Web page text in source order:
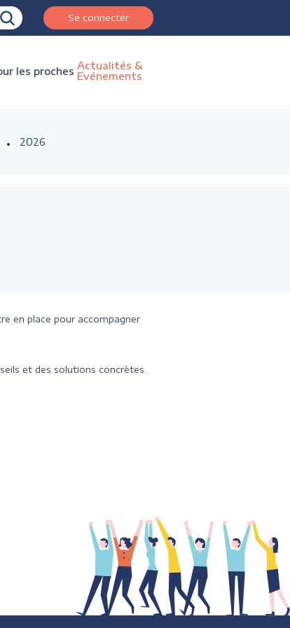
Se connecter
les proches Actualités &
Evénements
2026
en place pour accompagner
et des solutions concrètes.